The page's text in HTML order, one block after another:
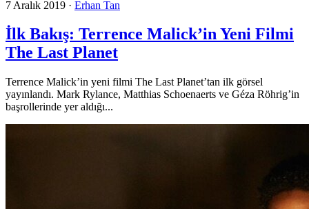
7 Aralık 2019 · Erhan Tan
İlk Bakış: Terrence Malick’in Yeni Filmi
The Last Planet
Terrence Malick’in yeni filmi The Last Planet’tan ilk görsel
yayınlandı. Mark Rylance, Matthias Schoenaerts ve Géza Röhrig’in
başrollerinde yer aldığı...